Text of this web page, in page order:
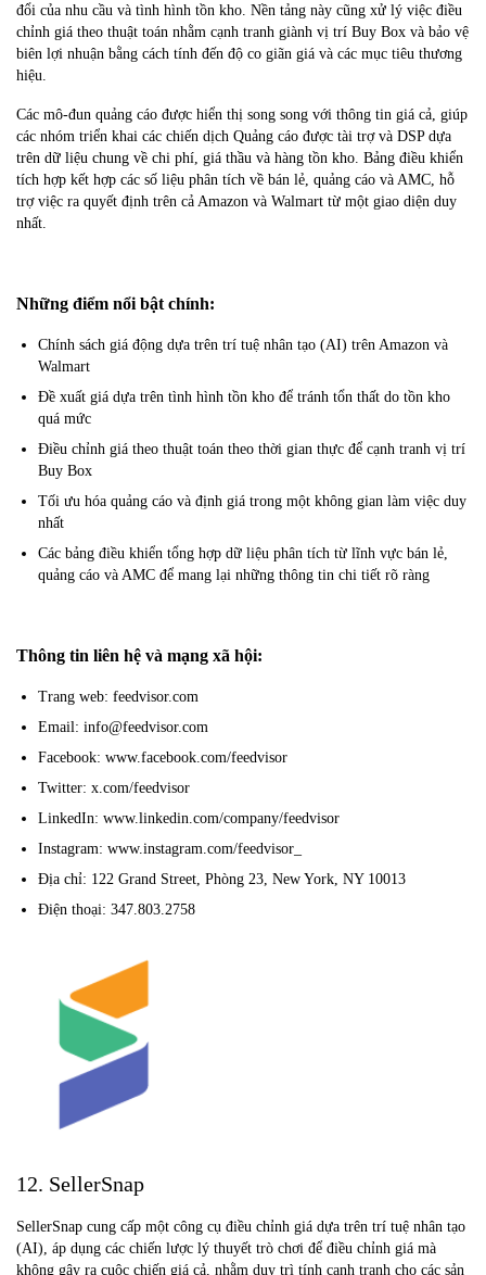
đổi của nhu cầu và tình hình tồn kho. Nền tảng này cũng xử lý việc điều
chỉnh giá theo thuật toán nhằm cạnh tranh giành vị trí Buy Box và bảo vệ
biên lợi nhuận bằng cách tính đến độ co giãn giá và các mục tiêu thương
hiệu.
Các mô-đun quảng cáo được hiển thị song song với thông tin giá cả, giúp
các nhóm triển khai các chiến dịch Quảng cáo được tài trợ và DSP dựa
trên dữ liệu chung về chi phí, giá thầu và hàng tồn kho. Bảng điều khiển
tích hợp kết hợp các số liệu phân tích về bán lẻ, quảng cáo và AMC, hỗ
trợ việc ra quyết định trên cả Amazon và Walmart từ một giao diện duy
nhất.
Những điểm nổi bật chính:
Chính sách giá động dựa trên trí tuệ nhân tạo (AI) trên Amazon và
Walmart
Đề xuất giá dựa trên tình hình tồn kho để tránh tổn thất do tồn kho
quá mức
Điều chỉnh giá theo thuật toán theo thời gian thực để cạnh tranh vị trí
Buy Box
Tối ưu hóa quảng cáo và định giá trong một không gian làm việc duy
nhất
Các bảng điều khiển tổng hợp dữ liệu phân tích từ lĩnh vực bán lẻ,
quảng cáo và AMC để mang lại những thông tin chi tiết rõ ràng
Thông tin liên hệ và mạng xã hội:
Trang web: feedvisor.com
Email: info@feedvisor.com
Facebook: www.facebook.com/feedvisor
Twitter: x.com/feedvisor
LinkedIn: www.linkedin.com/company/feedvisor
Instagram: www.instagram.com/feedvisor_
Địa chỉ: 122 Grand Street, Phòng 23, New York, NY 10013
Điện thoại: 347.803.2758
12. SellerSnap
SellerSnap cung cấp một công cụ điều chỉnh giá dựa trên trí tuệ nhân tạo
(AI), áp dụng các chiến lược lý thuyết trò chơi để điều chỉnh giá mà
không gây ra cuộc chiến giá cả, nhằm duy trì tính cạnh tranh cho các sản